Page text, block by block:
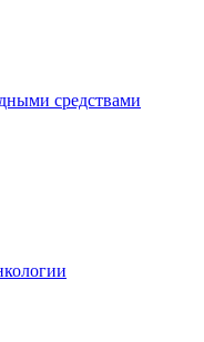
средствами